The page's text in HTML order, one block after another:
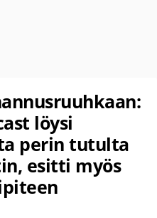
löysi
perin tutulta
esitti myös